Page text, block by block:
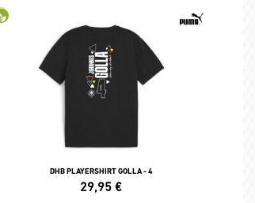
DHB PLAYERSHIRT GOLLA - 4
29,95 €